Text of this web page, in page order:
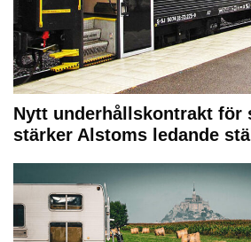
Nytt underhållskontrakt för
stärker Alstoms ledande